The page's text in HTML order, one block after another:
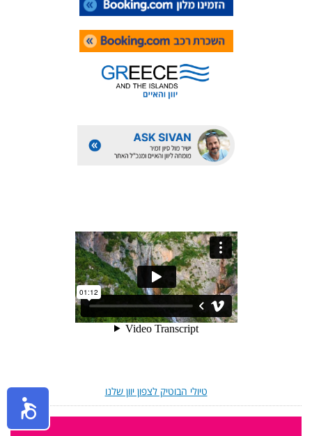
טיולי הבוטיק לצפון יוון שלנו